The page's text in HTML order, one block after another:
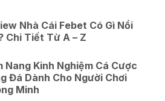
Nhà Cái Febet Có Gì Nổi
Chi Tiết Từ A – Z
Nang Kinh Nghiệm Cá Cược
Đá Dành Cho Người Chơi
Minh